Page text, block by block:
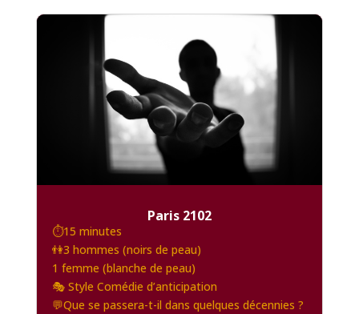
Paris 2102
⏱️15 minutes
👫3 hommes (noirs de peau)
1 femme (blanche de peau)
🎭 Style Comédie d’anticipation
💬Que se passera-t-il dans quelques décennies ?